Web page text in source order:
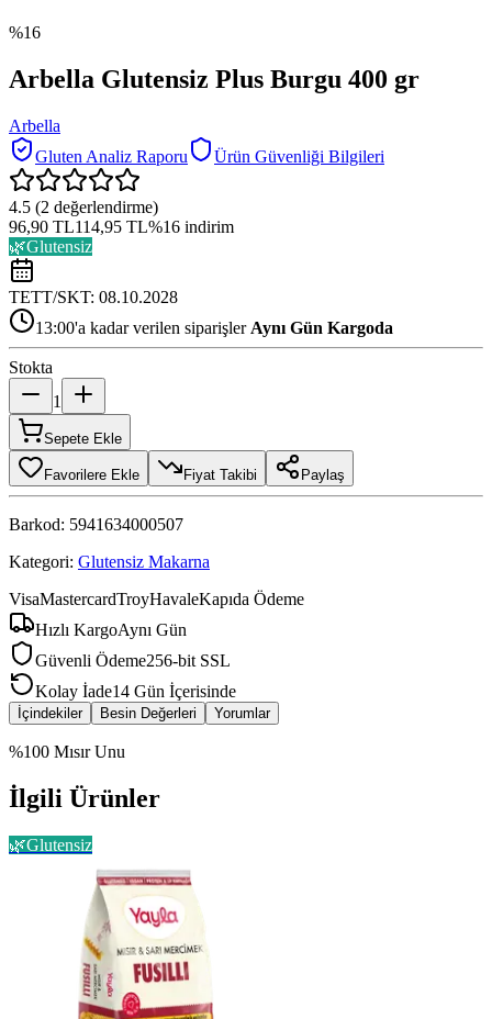
%16
Arbella Glutensiz Plus Burgu 400 gr
Arbella
Gluten Analiz Raporu
Ürün Güvenliği Bilgileri
4.5 (2 değerlendirme)
96,90 TL114,95 TL%16 indirim
🌿Glutensiz
TETT/SKT: 08.10.2028
13:00'a kadar verilen siparişler Aynı Gün Kargoda
Stokta
1
Sepete Ekle
Favorilere Ekle Fiyat Takibi Paylaş
Barkod: 5941634000507
Kategori: Glutensiz Makarna
VisaMastercardTroyHavaleKapıda Ödeme
Hızlı KargoAynı Gün
Güvenli Ödeme256-bit SSL
Kolay İade14 Gün İçerisinde
İçindekiler Besin Değerleri Yorumlar
%100 Mısır Unu
İlgili Ürünler
🌿Glutensiz